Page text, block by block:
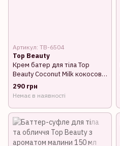
Артикул: TB-6504
Top Beauty
Крем батер для тіла Top
Beauty Coconut Milk кокосове
молоко 250 мл
290 грн
Немає в наявності